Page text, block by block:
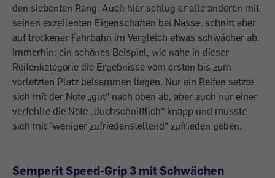
den siebenten Rang. Auch hier schlug er alle anderen mit
seinen exzellenten Eigenschaften bei Nässe, schnitt aber
auf trockener Fahrbahn im Vergleich etwas schwächer ab.
Immerhin: ein schönes Beispiel, wie nahe in dieser
Reifenkategorie die Ergebnisse vom ersten bis zum
vorletzten Platz beisammen liegen. Nur ein Reifen setzte
sich mit der Note „gut“ nach oben ab, aber auch nur einer
verfehlte die Note „duchschnittlich“ knapp und musste
sich mit "weniger zufriedenstellend“ zufrieden geben.
Semperit Speed-Grip 3 mit Schwächen